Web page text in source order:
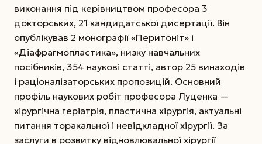
виконання під керівництвом професора 3
докторських, 21 кандидатської дисертації. Він
опублікував 2 монографії «Перитоніт» і
«Діафрагмопластика», низку навчальних
посібників, 354 наукові статті, автор 25 винаходів
і раціоналізаторських пропозицій. Основний
профіль наукових робіт професора Луценка —
хірургічна геріатрія, пластична хірургія, актуальні
питання торакальної і невідкладної хірургії. За
заслуги в розвитку відновлювальної хірургії